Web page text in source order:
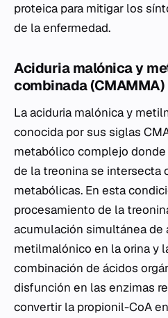
proteica para mitigar los
de la enfermedad.
Aciduria malónica y
combinada (CMAMMA)
La aciduria malónica y
conocida por sus siglas
metabólico complejo
de la treonina se intersecta
metabólicas. En esta
procesamiento de la
acumulación simultánea de
metilmalónico en la orina y
combinación de ácidos
disfunción en las enzimas
convertir la propionil-CoA